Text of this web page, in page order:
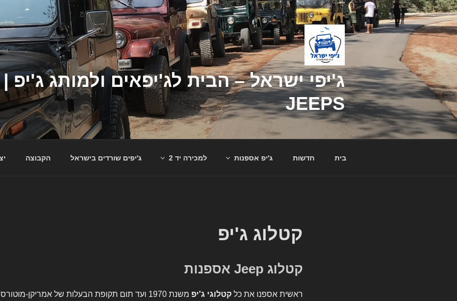
דילוג
לתוכן
JEEPS
בית חדשות ג'יפ אספנות למכירה יד 2 ג'יפים שורדים בישראל הקבוצה
קטלוג ג'יפ
קטלוג Jeep אספנות
ראשית אספנו את כל קטלוגי ג'יפ
משנת 1970 ועד תום תקופת הבעלות של אמריקן-